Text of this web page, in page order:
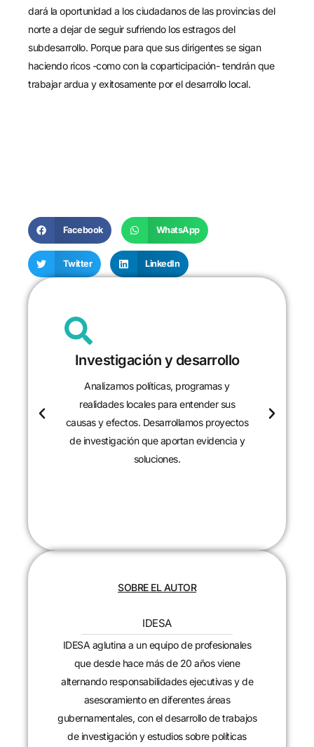
dará la oportunidad a los ciudadanos de las provincias del
norte a dejar de seguir sufriendo los estragos del
subdesarrollo. Porque para que sus dirigentes se sigan
haciendo ricos -como con la coparticipación- tendrán que
trabajar ardua y exitosamente por el desarrollo local.
Facebook WhatsApp
Twitter LinkedIn
Investigación y desarrollo
Analizamos políticas, programas y
realidades locales para entender sus
causas y efectos. Desarrollamos proyectos
de investigación que aportan evidencia y
soluciones.
SOBRE EL AUTOR
IDESA
IDESA aglutina a un equipo de profesionales
que desde hace más de 20 años viene
alternando responsabilidades ejecutivas y de
asesoramiento en diferentes áreas
gubernamentales, con el desarrollo de trabajos
de investigación y estudios sobre políticas